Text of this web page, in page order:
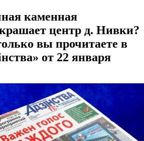
каменная
центр д. Нивки?
вы прочитаете в
от 22 января